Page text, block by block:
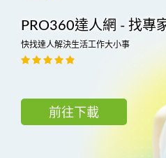
PRO360達人網 - 找專
快找達人解決生活工作大小事
前往下載